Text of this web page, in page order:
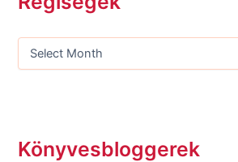
Könyvesbloggerek